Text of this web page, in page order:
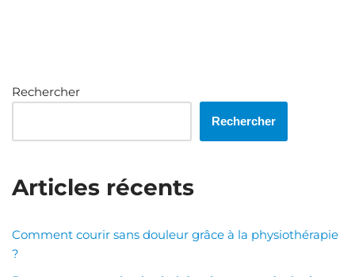
Rechercher
Rechercher
Articles récents
Comment courir sans douleur grâce à la physiothérapie
?